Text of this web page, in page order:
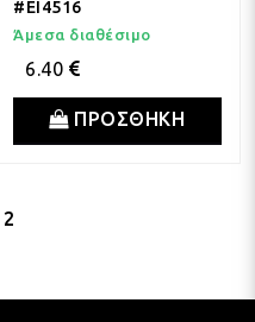
#EI4516
Άμεσα διαθέσιμο
6.40
ΠΡΟΣΘΗΚΗ
2